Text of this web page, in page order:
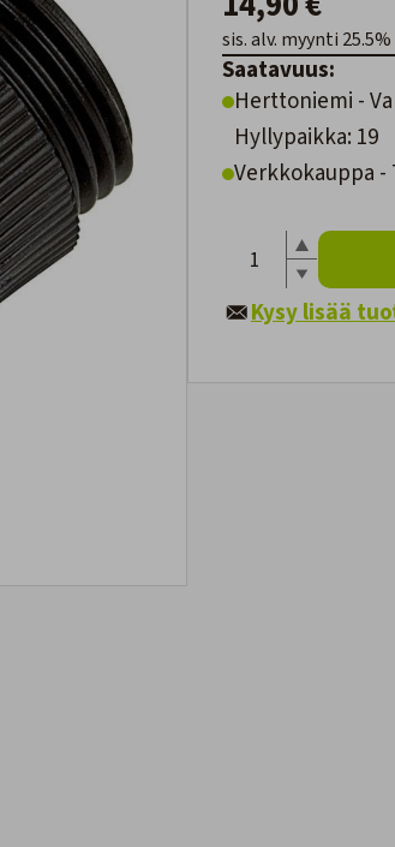
sis. alv. myynti 25.5%
Saatavuus:
Herttoniemi -
Hyllypaikka: 19
Verkkokauppa -
Kysy lisää